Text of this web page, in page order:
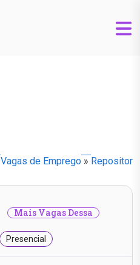
Vagas de Emprego » Repositor
Mais Vagas Dessa
Presencial